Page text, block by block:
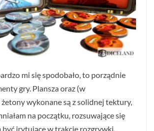
mi się spodobało, to porządnie
gry. Plansza oraz (w
wykonane są z solidnej tektury,
na początku, rozsuwające się
być irytujące w trakcie rozgrywki.